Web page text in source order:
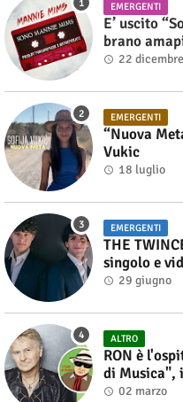
EMERGENTI
E’ uscito
brano
22 dicembre
EMERGENTI
“Nuova
Vukic
18 luglio
EMERGENTI
THE
singolo e
29 giugno
ALTRO
RON è
di Musica",
Alberto
02 marzo